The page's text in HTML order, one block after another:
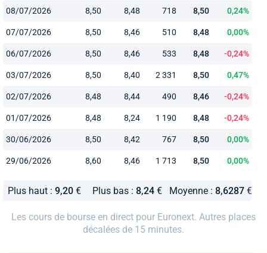
08/07/2026 8,50 8,48 718 8,50 0,24%
07/07/2026 8,50 8,46 510 8,48 0,00%
06/07/2026 8,50 8,46 533 8,48 -0,24%
03/07/2026 8,50 8,40 2 331 8,50 0,47%
02/07/2026 8,48 8,44 490 8,46 -0,24%
01/07/2026 8,48 8,24 1 190 8,48 -0,24%
30/06/2026 8,50 8,42 767 8,50 0,00%
29/06/2026 8,60 8,46 1 713 8,50 0,00%
Plus haut :9,20 € Plus bas :8,24 € Moyenne : 8,6287€
Les cours de bourse en direct pour Euronext. Autres places
décalées de 15 minutes.